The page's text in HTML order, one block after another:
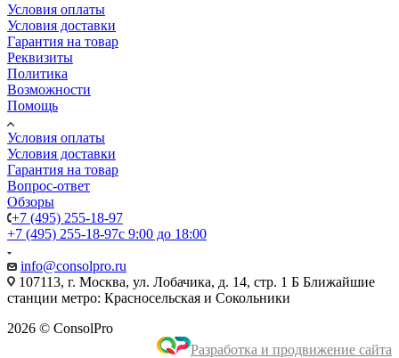
Условия оплаты
Условия доставки
Гарантия на товар
Реквизиты
Политика
Возможности
Помощь
Условия оплаты
Условия доставки
Гарантия на товар
Вопрос-ответ
Обзоры
+7 (495) 255-18-97
+7 (495) 255-18-97с 9:00 до 18:00
info@consolpro.ru
107113, г. Москва, ул. Лобачика, д. 14, стр. 1 Б Ближайшие
станции метро: Красносельская и Сокольники
2026 © ConsolPro
Разработка и продвижение сайта